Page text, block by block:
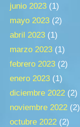
junio 2023 (1)
mayo 2023 (2)
abril 2023 (1)
marzo 2023 (1)
febrero 2023 (2)
enero 2023 (1)
diciembre 2022 (2)
noviembre 2022 (2)
octubre 2022 (2)